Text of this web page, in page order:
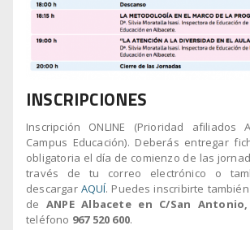
INSCRIPCIONES
Inscripción ONLINE (Prioridad afiliados
Campus Educación). Deberás entregar
obligatoria el día de comienzo de las
través de tu correo electrónico o
descargar AQUÍ. Puedes inscribirte
de ANPE Albacete en C/San Antonio,
teléfono 967 520 600.